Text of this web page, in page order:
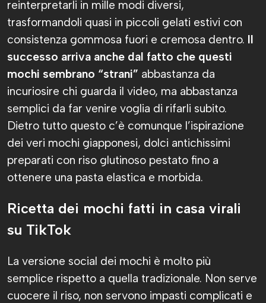
reinterpretarli in mille modi diversi,
trasformandoli quasi in piccoli gelati estivi con
consistenza gommosa fuori e cremosa dentro. Il
successo arriva anche dal fatto che questi
mochi sembrano “strani” abbastanza da
incuriosire chi guarda il video, ma abbastanza
semplici da far venire voglia di rifarli subito.
Dietro tutto questo c’è comunque l’ispirazione
dei veri mochi giapponesi, dolci antichissimi
preparati con riso glutinoso pestato fino a
ottenere una pasta elastica e morbida.
Ricetta dei mochi fatti in casa virali
su TikTok
La versione social dei mochi è molto più
semplice rispetto a quella tradizionale. Non serve
cuocere il riso, non servono impasti complicati e